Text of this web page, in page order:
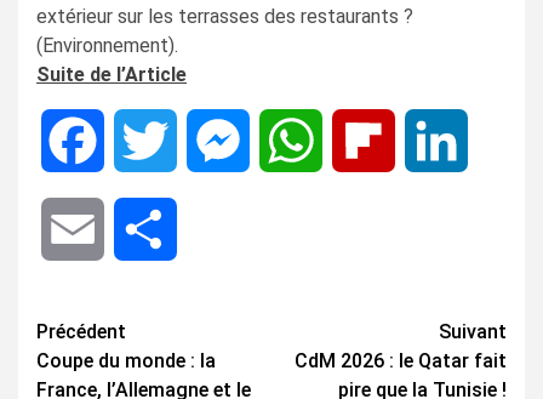
extérieur sur les terrasses des restaurants ?
(Environnement).
Suite de l’Article
Facebook Twitter MessengerWhatsApp Flipboard
Email
Navigation
d’article
Précédent
Coupe du monde : la
France, l’Allemagne et le
Suivant
CdM 2026 : le Qatar fait
pire que la Tunisie !